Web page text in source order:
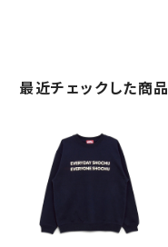
最近チェックした商品